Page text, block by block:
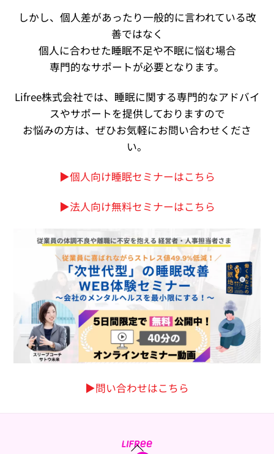
しかし、個人差があったり一般的に言われている改
善ではなく
個人に合わせた睡眠不足や不眠に悩む場合
専門的なサポートが必要となります。
Lifree株式会社では、睡眠に関する専門的なアドバイ
スやサポートを提供しておりますので
お悩みの方は、ぜひお気軽にお問い合わせくださ
い。
▶︎個人向け睡眠セミナーはこちら
▶︎法人向け無料セミナーはこちら
▶︎問い合わせはこちら
Back